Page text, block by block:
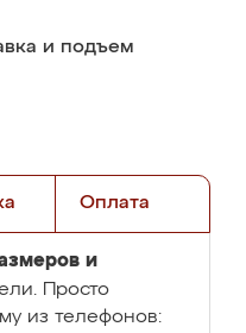
и подъем
Оплата
и
Просто
из телефонов: